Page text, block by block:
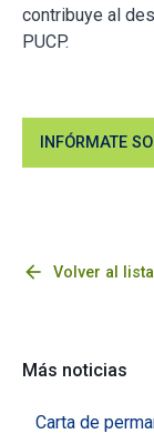
contribuye al
PUCP.
INFÓRMATE
arrow_back Volver al
Más noticias
Carta de